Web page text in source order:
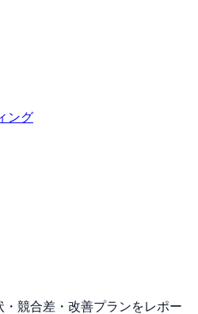
ング
競合差・改善プランをレポー